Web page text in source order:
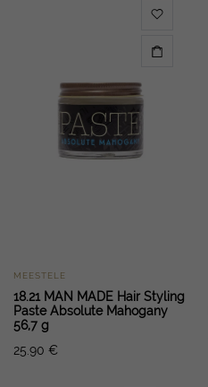
MEESTELE
18.21 MAN MADE Hair Styling
Paste Absolute Mahogany
56,7 g
25.90 €